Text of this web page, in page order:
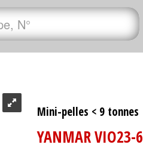
Mini-pelles < 9 tonnes
YANMAR VIO23-6